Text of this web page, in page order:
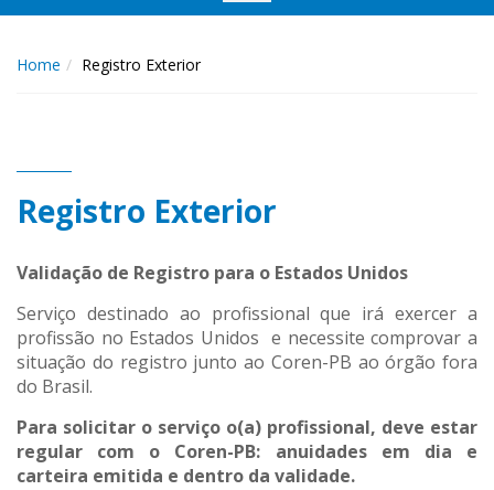
navigation
Home Registro Exterior
Registro Exterior
Validação de Registro para o Estados Unidos
Serviço destinado ao profissional que irá exercer a
profissão no Estados Unidos e necessite comprovar a
situação do registro junto ao Coren-PB ao órgão fora
do Brasil.
Para solicitar o serviço o(a) profissional, deve estar
regular com o Coren-PB: anuidades em dia e
carteira emitida e dentro da validade.